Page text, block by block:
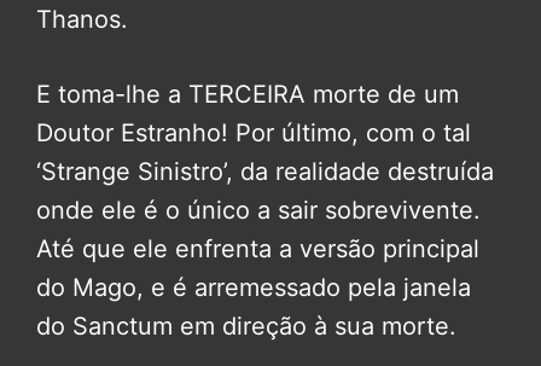
Thanos.
E toma-lhe a TERCEIRA morte de um
Doutor Estranho! Por último, com o tal
‘Strange Sinistro’, da realidade destruída
onde ele é o único a sair sobrevivente.
Até que ele enfrenta a versão principal
do Mago, e é arremessado pela janela
do Sanctum em direção à sua morte.